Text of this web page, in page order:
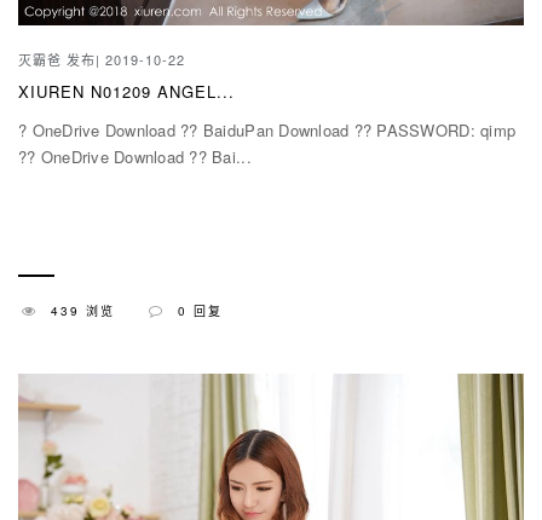
灭霸爸 发布| 2019-10-22
XIUREN N01209 ANGEL...
? OneDrive Download ?? BaiduPan Download ?? PASSWORD: qimp
?? OneDrive Download ?? Bai...
439 浏览 0 回复